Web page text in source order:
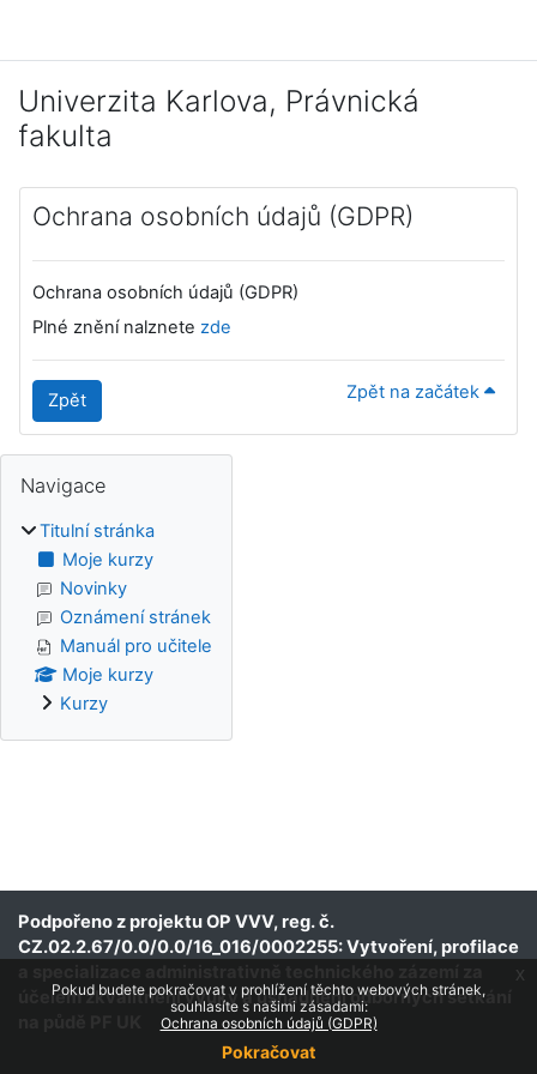
Pokud budete pokračovat v prohlížení těchto webových stránek,
souhlasíte s našimi zásadami:
Ochrana osobních údajů (GDPR)
Pokračovat
x
Univerzita Karlova, Právnická
fakulta
Ochrana osobních údajů (GDPR)
Ochrana osobních údajů (GDPR)
Plné znění nalznete zde
Zpět Zpět na začátek
Bloky
Navigace
Titulní stránka
Moje kurzy
Novinky
Oznámení stránek
Manuál pro učitele
Moje kurzy
Kurzy
Doplňkové bloky
Podpořeno z projektu OP VVV, reg. č.
CZ.02.2.67/0.0/0.0/16_016/0002255: Vytvoření, profilace
účelem zkvalitnění výuky a usnadnění odborných setkání